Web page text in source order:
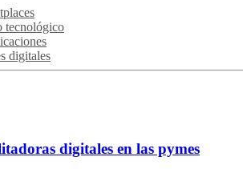
tecnológico
digitales
digitales en las pymes